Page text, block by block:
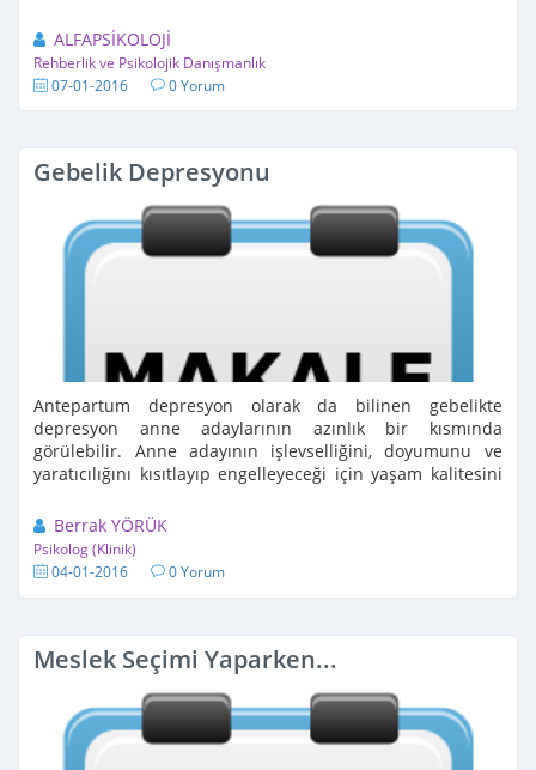
ALFAPSİKOLOJİ
Rehberlik ve Psikolojik Danışmanlık
07-01-2016 0 Yorum
Gebelik Depresyonu
Antepartum depresyon olarak da bilinen gebelikte
depresyon anne adaylarının azınlık bir kısmında
görülebilir. Anne adayının işlevselliğini, doyumunu ve
yaratıcılığını kısıtlayıp engelleyeceği için yaşam kalitesini
Berrak YÖRÜK
Psikolog (Klinik)
04-01-2016 0 Yorum
Meslek Seçimi Yaparken...